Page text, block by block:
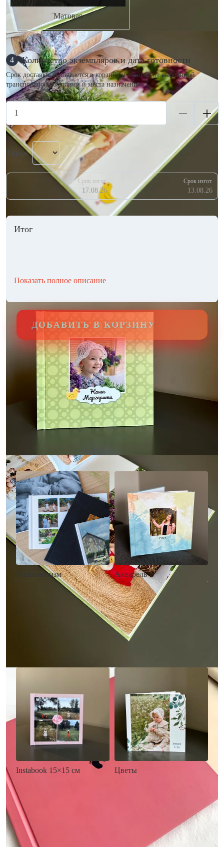
Матовая
4 Количество экземпляров и дата готовности
Срок доставки указывается в корзине и зависит от выбранной
транспортной компании и места назначения.
Тираж
Срок изгот.
17.08.26
Срок изгот.
13.08.26
Итог
Показать полное описание
ДОБАВИТЬ В КОРЗИНУ
Другие стили фотокниг
Минимализм
• Загрузка фото и текста
Акварель
• Декор в стиле
акварельных красок
• Выбор цвета фона
• Загрузка фото и текста
Заказать
Instabook 15×15 см
• Выбор цвета фона
• Загрузка фото и текста
Заказать
Цветы